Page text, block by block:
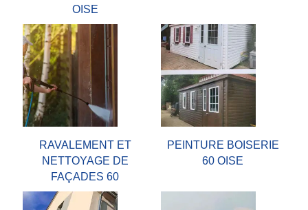
OISE
RAVALEMENT ET
NETTOYAGE DE
FAÇADES 60
PEINTURE BOISERIE
60 OISE